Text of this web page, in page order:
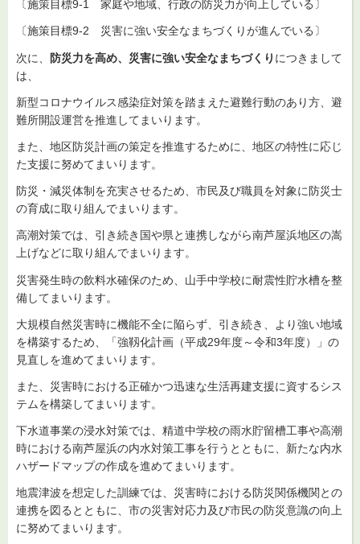
〔施策目標9-1 家庭や地域、行政の防災力が向上している〕
〔施策目標9-2 災害に強い安全なまちづくりが進んでいる〕
次に、 防災力を高め、災害に強い安全なまちづくり につきまして
は、
新型コロナウイルス感染症対策を踏まえた避難行動のあり方、避
難所開設運営を推進してまいります。
また、地区防災計画の策定を推進するために、地区の特性に応じ
た支援に努めてまいります。
防災・減災体制を充実させるため、市民及び職員を対象に防災士
の育成に取り組んでまいります。
高潮対策では、引き続き国や県と連携しながら南芦屋浜地区の嵩
上げなどに取り組んでまいります。
災害発生時の飲料水確保のため、山手中学校に耐震性貯水槽を整
備してまいります。
大規模自然災害時に機能不全に陥らず、引き続き、より強い地域
を構築するため、「強靱化計画（平成29年度～令和3年度）」の
見直しを進めてまいります。
また、災害時における正確かつ迅速な生活再建支援に資するシス
テムを構築してまいります。
下水道事業の浸水対策では、精道中学校の雨水貯留槽工事や高潮
時における南芦屋浜の内水対策工事を行うとともに、新たな内水
ハザードマップの作成を進めてまいります。
地震津波を想定した訓練では、災害時における防災関係機関との
連携を図るとともに、市の災害対応力及び市民の防災意識の向上
に努めてまいります。